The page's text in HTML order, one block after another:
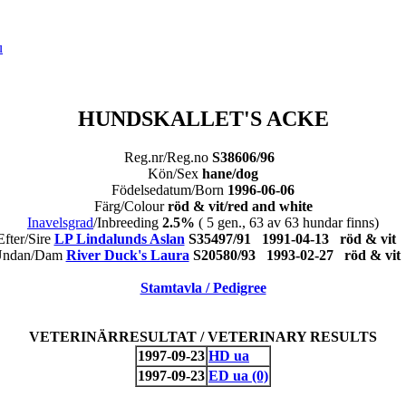
HUNDSKALLET'S ACKE
Reg.nr/Reg.no S38606/96
Kön/Sex hane/dog
Födelsedatum/Born 1996-06-06
Färg/Colourröd & vit/red and white
Inavelsgrad/Inbreeding 2.5% ( 5 gen., 63 av 63 hundar finns)
Sire LP Lindalunds Aslan S35497/91 1991-04-13 röd &
Dam River Duck's Laura S20580/93 1993-02-27 röd &
Stamtavla / Pedigree
VETERINÄRRESULTAT / VETERINARY RESULTS
1997-09-23 HD ua
1997-09-23 ED ua (0)